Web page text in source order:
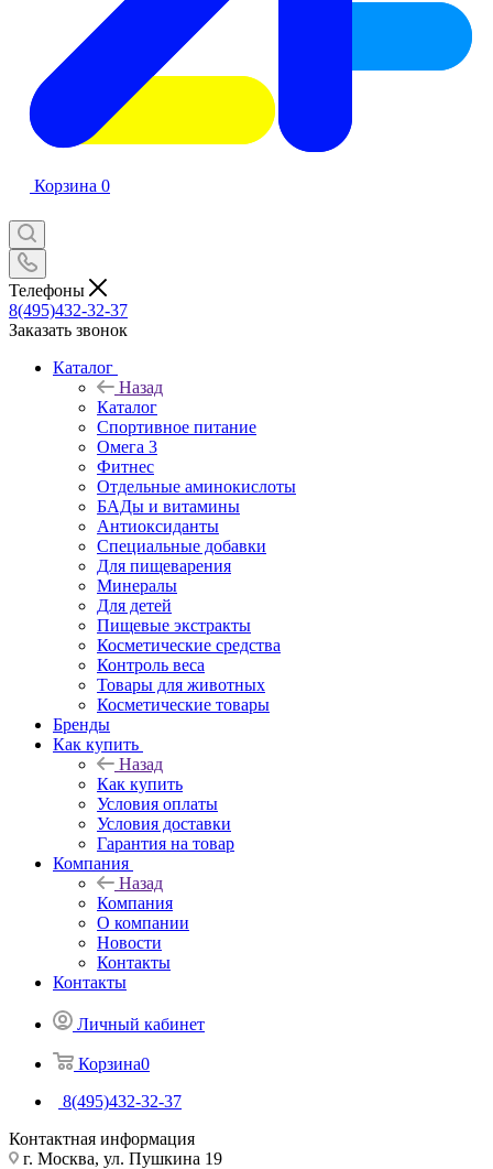
Корзина 0
Телефоны
8(495)432-32-37
Заказать звонок
Каталог
Назад
Каталог
Спортивное питание
Омега 3
Фитнес
Отдельные аминокислоты
БАДы и витамины
Антиоксиданты
Специальные добавки
Для пищеварения
Минералы
Для детей
Пищевые экстракты
Косметические средства
Контроль веса
Товары для животных
Косметические товары
Бренды
Как купить
Назад
Как купить
Условия оплаты
Условия доставки
Гарантия на товар
Компания
Назад
Компания
О компании
Новости
Контакты
Контакты
Личный кабинет
Корзина0
8(495)432-32-37
Контактная информация
г. Москва, ул. Пушкина 19